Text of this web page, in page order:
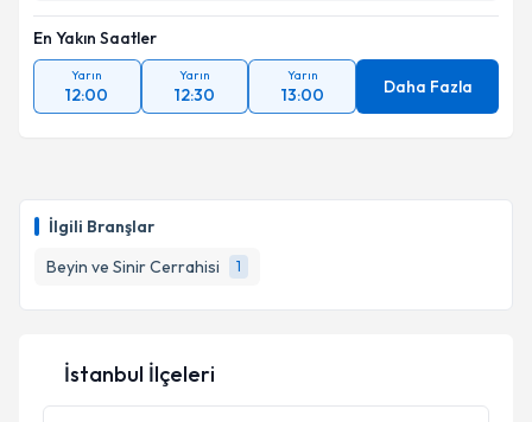
İlgili Branşlar
Beyin ve Sinir Cerrahisi
1
Kişisel verilerimin işlenmesine ilişkinAydınlatma
'ni okudum ve kişisel verilerimin belirtilen
kapsamda işlenmesini kabul ediyorum.
En Yakın Saatler
Yarın
12:00
Yarın
12:30
Yarın
13:00 Daha Fazla
İstanbul İlçeleri